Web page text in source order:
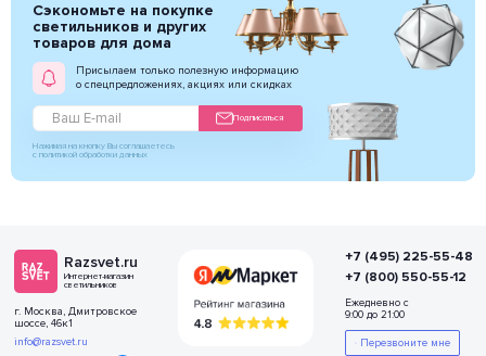
Сэкономьте на покупке
светильников и других
товаров для дома
Присылаем только полезную информацию
о спецпредложениях, акциях или скидках
Подписаться
Нажимая на кнопку Вы соглашаетесь
с политикой обработки данных
Razsvet.ru
Интернет-магазин
светильников
г. Москва, Дмитровское
шоссе, 46к1
info@razsvet.ru
+7 (495) 225-55-48
+7 (800) 550-55-12
Ежедневно с
9:00 до 21:00
Перезвоните мне